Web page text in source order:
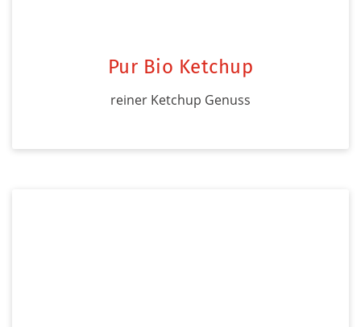
Pur Bio Ketchup
reiner Ketchup Genuss